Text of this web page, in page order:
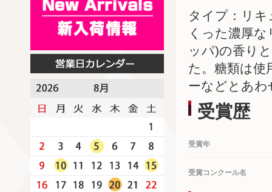
タイプ：リ
くった濃厚
ッパ)の香り
た。糖類は
ーなどとあ
受賞歴
受賞年
受賞コンクール名